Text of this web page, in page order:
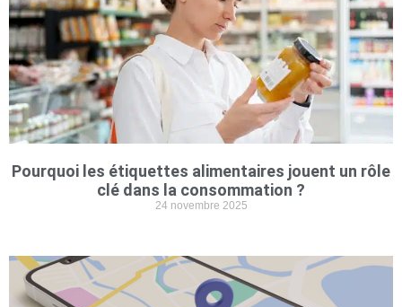
Pourquoi les étiquettes alimentaires jouent un rôle
clé dans la consommation ?
24 novembre 2025